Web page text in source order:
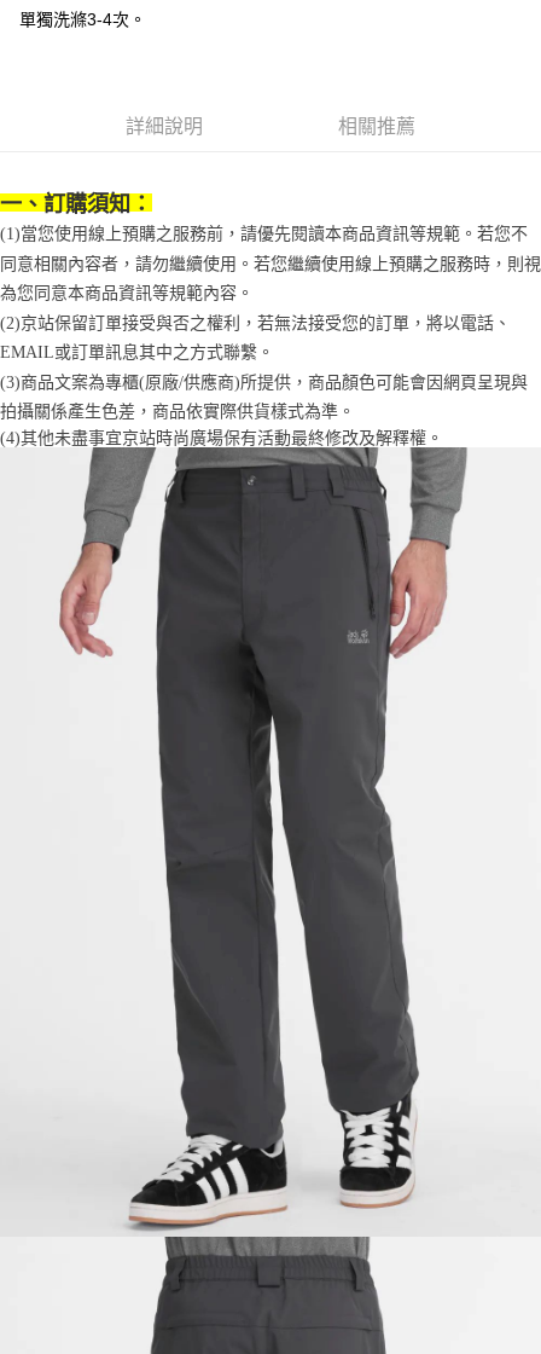
醒簡訊。
1.本服務係由「台灣大哥大股份有限公司」（以下簡稱本公司）所提供，讓
2.基於同意付款使用「大哥付你分期」之契約關係目的，商店將以您的個人
資料（包含姓名、電話或地址）提供予台灣大哥大進項蒐集、處理及利用，
由本公司與您本人進行分期帳單所需資料之確認、核對及更正。
3.完整用戶服務條款，請詳閱以下連結：https://oppay.tw/userRule
【「AFTEE先享後付」結帳流程】
ATM／網路銀行／等多元方式進行付款，方視為交易完成。
後付繳納相關費用。
※ 交易是否成功請以「AFTEE先享後付 」之結帳頁面顯示為準，若有關於
是否繳費成功／繳費後需取消欲退款等相關疑問，請聯繫「AFTEE先享後付
客戶支援中心」
https://netprotections.freshdesk.com/support/home
【注意事項】
１．透過由恩沛科技股份有限公司提供之「AFTEE先享後付」服務完成之交
易，需依本服務之必要範圍內提供個人資料，並將交易相關給付款項請求債
權轉讓予恩沛科技股份有限公司。
２．關於個人資料處理事宜，請瀏覽以下網址：
https://aftee.tw/terms/#terms3
３．未成年的使用者請事先徵得法定代理人或監護人之同意方可使用
「AFTEE先享後付」，若未經同意申辦者引起之損失，本公司不負相關責
４．使用「AFTEE先享後付」時，將依據個別帳號之用戶狀況，依本公司即
時審查核予不同之上限額度；若仍有額度不足之情形，本公司將視審查結果
請求用戶進行身份認證。
５．嚴禁一人註冊多個帳號或使用他人資訊註冊。若發現惡意使用之情形，
恩沛科技股份有限公司將有權停止該用戶之使用額度並採取法律行動。
每筆NT$70，滿NT$899(含以上)免運費
京站台北店客服中心(1F星巴克旁) 即日起不提供京站紙袋，取件時
請自備購物袋，若需購買紙袋可現場詢問
免運費
單獨洗滌3-4次。
詳細說明 相關推薦
一、訂購須知：
(1)當您使用線上預購之服務前，請優先閱讀本商品資訊等規範。若您不
同意相關內容者，請勿繼續使用。若您繼續使用線上預購之服務時，則視
為您同意本商品資訊等規範內容。
(2)京站保留訂單接受與否之權利，若無法接受您的訂單，將以電話、
EMAIL或訂單訊息其中之方式聯繫。
(3)商品文案為專櫃(原廠/供應商)所提供，商品顏色可能會因網頁呈現與
拍攝關係產生色差，商品依實際供貨樣式為準。
(4)其他未盡事宜京站時尚廣場保有活動最終修改及解釋權。